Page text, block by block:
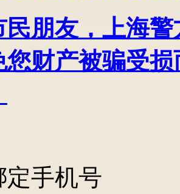
民朋友，上海
您财产被骗受
定手机号